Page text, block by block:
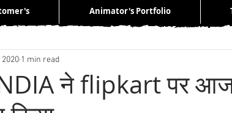
Mobile Automobile
ने flipkart पर आज
2020 1 min read
Animator's Portfolio